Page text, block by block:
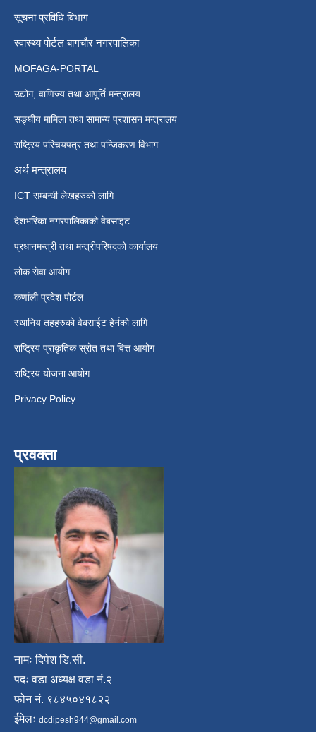
सूचना प्रविधि विभाग
स्वास्थ्य पोर्टल बागचौर नगरपालिका
MOFAGA-PORTAL
उद्योग, वाणिज्य तथा आपूर्ति मन्त्रालय
सङ्घीय मामिला तथा सामान्य प्रशासन मन्त्रालय
राष्ट्रिय परिचयपत्र तथा पन्जिकरण विभाग
अर्थ मन्त्रालय
ICT सम्बन्धी लेखहरुको लागि
देशभरिका नगरपालिकाको वेबसाइट
प्रधानमन्त्री तथा मन्त्रीपरिषदको कार्यालय
लोक सेवा आयोग
कर्णाली प्रदेश पोर्टल
स्थानिय तहहरुको वेबसाईट हेर्नको लागि
राष्ट्रिय प्राकृतिक स्रोत तथा वित्त आयोग
राष्ट्रिय योजना आयोग
Privacy Policy
प्रवक्ता
नामः दिपेश डि.सी.
पदः वडा अध्यक्ष वडा नं.२
फोन नं. ९८४५०४१८२२
ईमेलः dcdipesh944@gmail.com